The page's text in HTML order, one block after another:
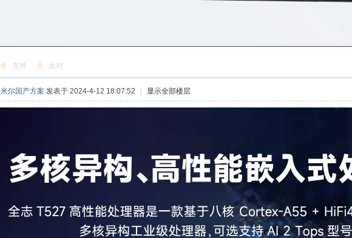
支持 反对
米尔国产方案 发表于 2024-4-12 18:07:52 | 显示全部楼层